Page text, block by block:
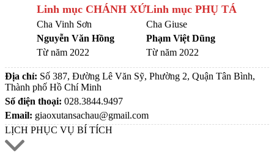
Linh mục CHÁNH XỨ
Cha Vinh Sơn
Nguyễn Văn Hồng
Từ năm 2022
Linh mục PHỤ TÁ
Cha Giuse
Phạm Việt Dũng
Từ năm 2022
Địa chỉ: Số 387, Đường Lê Văn Sỹ, Phường 2, Quận Tân Bình,
Thành phố Hồ Chí Minh
Số điện thoại: 028.3844.9497
Email: giaoxutansachau@gmail.com
LỊCH PHỤC VỤ BÍ TÍCH